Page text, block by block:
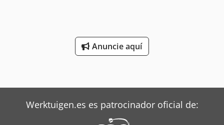
Tipo: Sin marcar Neumáticos traseros Estado: 80 - 100%
Voltios de la batería: 24V Ah de batería: 625Ah Año de
construcción de la batería: 2023 Rejilla de protección de
Anuncie aquí
Werktuigen.es es patrocinador oficial de: